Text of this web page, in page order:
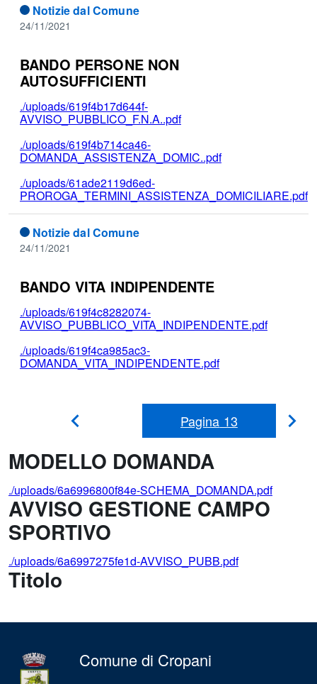
Notizie dal Comune
24/11/2021
BANDO PERSONE NON
AUTOSUFFICIENTI
./uploads/619f4b17d644f-
AVVISO_PUBBLICO_F.N.A..pdf
./uploads/619f4b714ca46-
DOMANDA_ASSISTENZA_DOMIC..pdf
./uploads/61ade2119d6ed-
PROROGA_TERMINI_ASSISTENZA_DOMICILIARE.pdf
Notizie dal Comune
24/11/2021
BANDO VITA INDIPENDENTE
./uploads/619f4c8282074-
AVVISO_PUBBLICO_VITA_INDIPENDENTE.pdf
./uploads/619f4ca985ac3-
DOMANDA_VITA_INDIPENDENTE.pdf
Pagina 13
MODELLO DOMANDA
./uploads/6a6996800f84e-SCHEMA_DOMANDA.pdf
AVVISO GESTIONE CAMPO
SPORTIVO
./uploads/6a6997275fe1d-AVVISO_PUBB.pdf
Titolo
Comune di Cropani